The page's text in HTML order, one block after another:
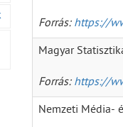
Forrás: https://
Magyar
Forrás: https://
Nemzeti Média-